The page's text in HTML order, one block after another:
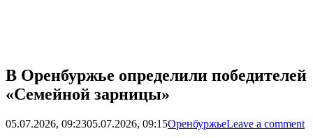
В Оренбуржье определили победителей
«Семейной зарницы»
05.07.2026, 09:2305.07.2026, 09:15ОренбуржьеLeave a comment